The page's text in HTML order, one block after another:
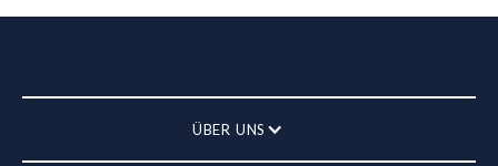
ÜBER UNS